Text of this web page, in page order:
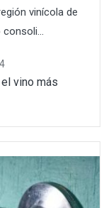
vinícola de
consoli...
vino más